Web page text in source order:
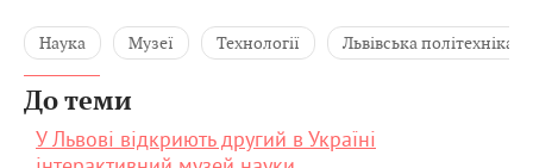
Наука Музеї Технології Львівська політехніка
До теми
У Львові відкриють другий в Україні